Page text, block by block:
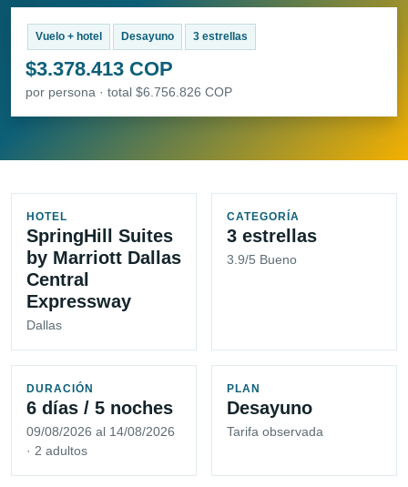
Vuelo + hotel Desayuno 3 estrellas
$3.378.413 COP
por persona · total $6.756.826 COP
HOTEL
SpringHill Suites
by Marriott Dallas
Central
Expressway
Dallas
CATEGORÍA
3 estrellas
3.9/5 Bueno
DURACIÓN
6 días / 5 noches
09/08/2026 al 14/08/2026
· 2 adultos
PLAN
Desayuno
Tarifa observada